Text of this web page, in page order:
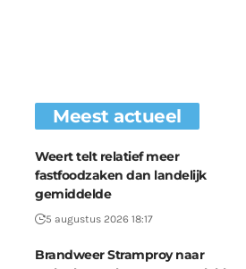
Meest actueel
Weert telt relatief meer
fastfoodzaken dan landelijk
gemiddelde
5 augustus 2026 18:17
Brandweer Stramproy naar